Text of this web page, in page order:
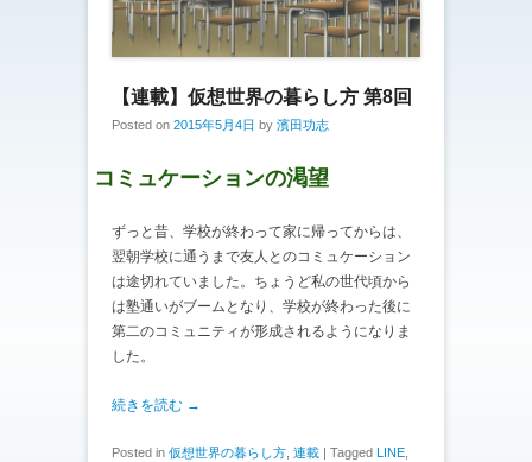
【連載】仮想世界の暮らし方 第8回
Posted on 2015年5月4日 by 濱田功志
コミュケーションの渇望
ずっと昔、学校が終わって家に帰ってからは、
翌朝学校に通うまで友人とのコミュケーション
は途切れていました。ちょうど私の世代頃から
は塾通いがブームとなり、学校が終わった後に
第二のコミュニティが形成されるようになりま
した。
続きを読む →
Posted in 仮想世界の暮らし方 連載 Tagged LINE